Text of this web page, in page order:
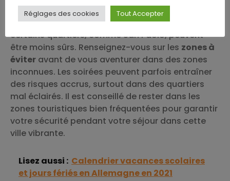
Bari, capitale des Pouilles, est généralement une
ville accueillante pour les touristes. Cependant,
certains quartiers, comme San Paolo, peuvent
être moins sûrs. Renseignez-vous sur les zones à
éviter avant de vous aventurer dans des zones
inconnues. Les soirées peuvent parfois entraîner
des risques accrus, surtout dans des quartiers
mal éclairés. Il est conseillé de rester dans les
zones touristiques bien fréquentées pour garantir
votre sécurité pendant votre séjour dans cette
ville vibrante.
Lisez aussi : Calendrier vacances scolaires
et jours fériés en Allemagne en 2021
Réglages des cookies Tout Accepter